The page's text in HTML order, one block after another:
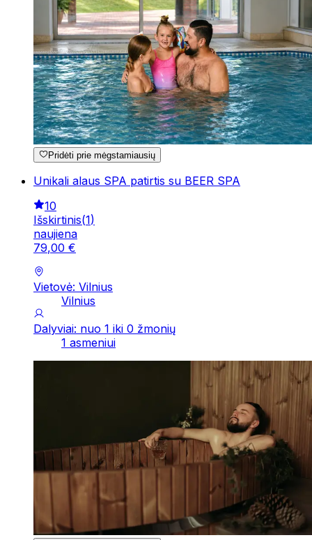
Pridėti prie mėgstamiausių
Unikali alaus SPA patirtis su BEER SPA
10
Išskirtinis(1)
naujiena
79,00 €
Vietovė: Vilnius
Vilnius
Dalyviai: nuo 1 iki 0 žmonių
1 asmeniui